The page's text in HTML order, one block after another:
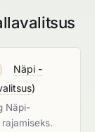
Näpi -
)
Näpi-